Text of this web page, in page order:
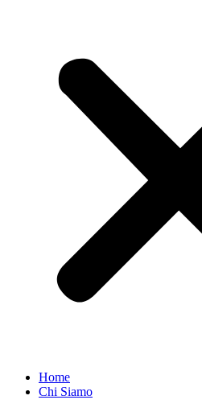
Home
Chi Siamo